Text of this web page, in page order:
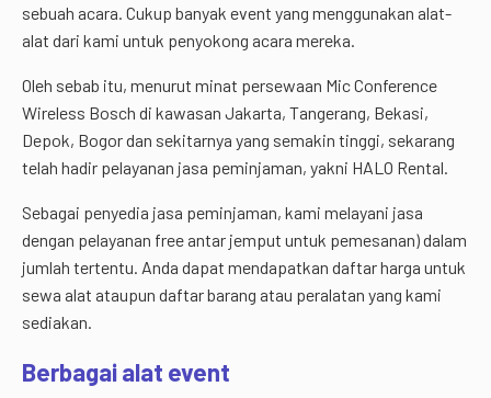
sebuah acara. Cukup banyak event yang menggunakan alat-
alat dari kami untuk penyokong acara mereka.
Oleh sebab itu, menurut minat persewaan Mic Conference
Wireless Bosch di kawasan Jakarta, Tangerang, Bekasi,
Depok, Bogor dan sekitarnya yang semakin tinggi, sekarang
telah hadir pelayanan jasa peminjaman, yakni HALO Rental.
Sebagai penyedia jasa peminjaman, kami melayani jasa
dengan pelayanan free antar jemput untuk pemesanan) dalam
jumlah tertentu. Anda dapat mendapatkan daftar harga untuk
sewa alat ataupun daftar barang atau peralatan yang kami
sediakan.
Berbagai alat event